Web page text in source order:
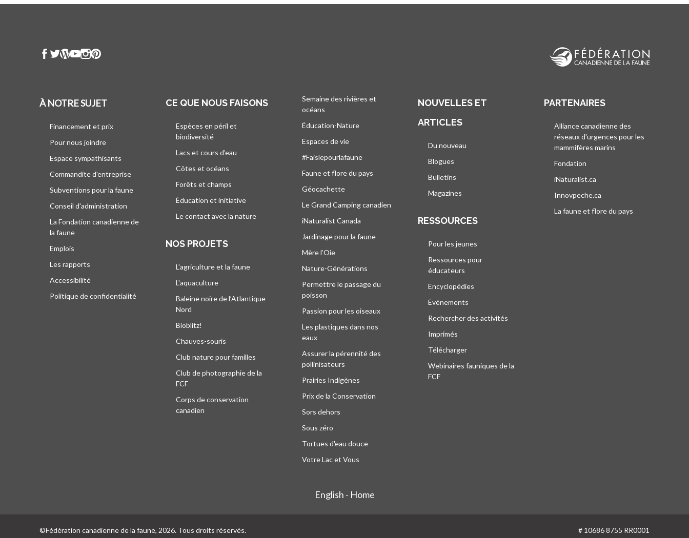
À NOTRE SUJET
Financement et prix
Pour nous joindre
Espace sympathisants
Commandite d'entreprise
Subventions pour la faune
Conseil d'administration
La Fondation canadienne de
la faune
Emplois
Les rapports
Accessibilité
Politique de confidentialité
CE QUE NOUS FAISONS
Espèces en péril et
biodiversité
Lacs et cours d’eau
Côtes et océans
Forêts et champs
Éducation et initiative
Le contact avec la nature
NOS PROJETS
L'agriculture et la faune
L'aquaculture
Baleine noire de l’Atlantique
Nord
Bioblitz!
Chauves-souris
Club nature pour familles
Club de photographie de la
FCF
Corps de conservation
canadien
Semaine des rivières et
océans
Éducation-Nature
Espaces de vie
#Faislepourlafaune
Faune et flore du pays
Géocachette
Le Grand Camping canadien
iNaturalist Canada
Jardinage pour la faune
Mère l’Oie
Nature-Générations
Permettre le passage du
poisson
Passion pour les oiseaux
Les plastiques dans nos
eaux
Assurer la pérennité des
pollinisateurs
Prairies Indigènes
Prix de la Conservation
Sors dehors
Sous zéro
Tortues d'eau douce
Votre Lac et Vous
NOUVELLES ET
ARTICLES
Du nouveau
Blogues
Bulletins
Magazines
RESSOURCES
Pour les jeunes
Ressources pour
éducateurs
Encyclopédies
Événements
Rechercher des activités
Imprimés
Télécharger
Webinaires fauniques de la
FCF
PARTENAIRES
Alliance canadienne des
réseaux d'urgences pour les
mammifères marins
Fondation
iNaturalist.ca
Innovpeche.ca
La faune et flore du pays
English - Home
©Fédération canadienne de la faune, 2026. Tous droits réservés. # 10686 8755 RR0001